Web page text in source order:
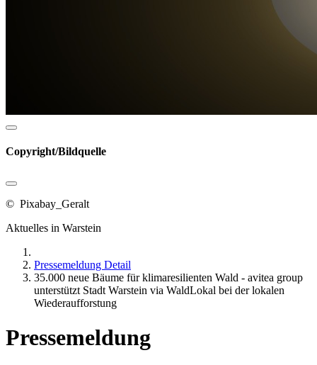
Copyright/Bildquelle
© Pixabay_Geralt
Aktuelles in Warstein
Pressemeldung Detail
35.000 neue Bäume für klimaresilienten Wald - avitea group
unterstützt Stadt Warstein via WaldLokal bei der lokalen
Wiederaufforstung
Pressemeldung